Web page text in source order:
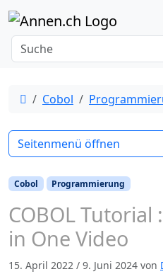
Weiter zum Inhalt
StartCobol
Cobol Programmierung
COBOL Tutorial
in One Video
15. April 2022 / 9. Juni 2024 von
Seitenmenü öffnen